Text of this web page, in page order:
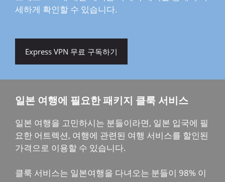
세하게 확인할 수 있습니다.
Express VPN 무료 구독하기
일본 여행에 필요한 패키지 클룩 서비스
일본 여행을 고민하시는 분들이라면, 일본 입국에 필
요한 어트렉션, 여행에 관련된 여행 서비스를 할인된
가격으로 이용할 수 있습니다.
클룩 서비스는 일본여행을 다녀오는 분들이 98% 이